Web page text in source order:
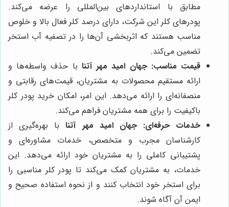
مطابق با استانداردهای بین‌المللی را عرضه می‌کند.
پودرهای کلر این شرکت، دارای درصد کلر فعال بالا و خلوص
مناسب هستند که اثربخشی آن‌ها را در تصفیه آب استخر
تضمین می‌کند.
قیمت مناسب: جهان امید مهر آتنا با حذف واسطه‌ها و
ارائه مستقیم محصولات به مشتریان، قیمت‌های رقابتی و
منصفانه‌ای را ارائه می‌دهد. این امر، امکان خرید پودر کلر
باکیفیت را برای همه مشتریان فراهم می‌کند.
خدمات حرفه‌ای: جهان امید مهر آتنابا بهره‌گیری از
کارشناسان مجرب و متخصص، خدمات مشاوره‌ای و
پشتیبانی کاملی را به مشتریان خود ارائه می‌دهد. این
خدمات، به مشتریان کمک می‌کند تا پودر کلر مناسبی را
برای استخر خود انتخاب کنند و از نحوه استفاده صحیح و
ایمن آن آگاه شوند.